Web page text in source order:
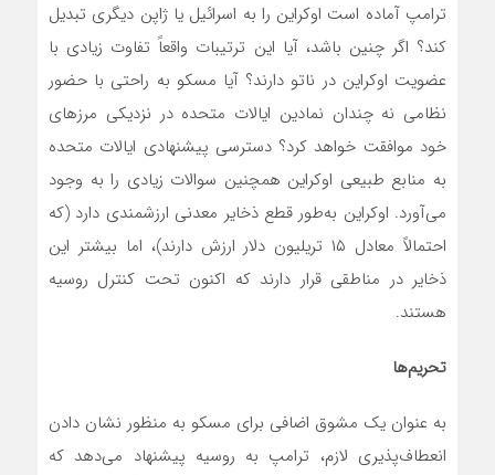
ترامپ آماده است اوکراین را به اسرائیل یا ژاپن دیگری تبدیل
کند؟ اگر چنین باشد، آیا این ترتیبات واقعاً تفاوت زیادی با
عضویت اوکراین در ناتو دارند؟ آیا مسکو به راحتی با حضور
نظامی نه چندان نمادین ایالات متحده در نزدیکی مرزهای
خود موافقت خواهد کرد؟ دسترسی پیشنهادی ایالات متحده
به منابع طبیعی اوکراین همچنین سوالات زیادی را به وجود
می‌آورد. اوکراین به‌طور قطع ذخایر معدنی ارزشمندی دارد (که
احتمالاً معادل ۱۵ تریلیون دلار ارزش دارند)، اما بیشتر این
ذخایر در مناطقی قرار دارند که اکنون تحت کنترل روسیه
هستند.
تحریم‌ها
به عنوان یک مشوق اضافی برای مسکو به منظور نشان دادن
انعطاف‌پذیری لازم، ترامپ به روسیه پیشنهاد می‌دهد که